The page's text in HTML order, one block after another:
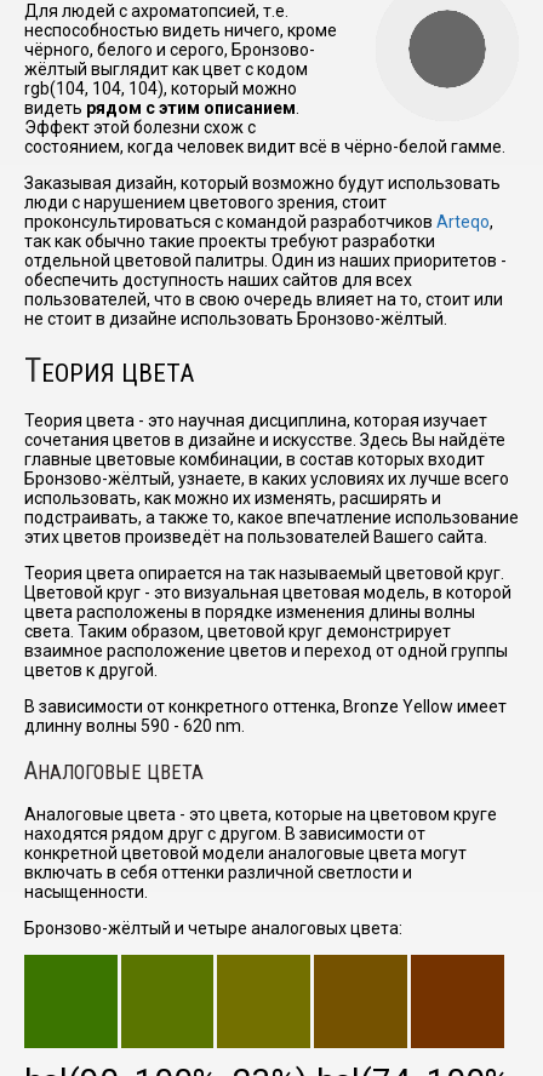
Для людей с ахроматопсией, т.е.
неспособностью видеть ничего, кроме
чёрного, белого и серого, Бронзово-
жёлтый выглядит как цвет с кодом
rgb(104, 104, 104), который можно
видеть рядом с этим описанием.
Эффект этой болезни схож с
состоянием, когда человек видит всё в чёрно-белой гамме.
Заказывая дизайн, который возможно будут использовать
люди с нарушением цветового зрения, стоит
проконсультироваться с командой разработчиков Arteqo,
так как обычно такие проекты требуют разработки
отдельной цветовой палитры. Один из наших приоритетов -
обеспечить доступность наших сайтов для всех
пользователей, что в свою очередь влияет на то, стоит или
не стоит в дизайне использовать Бронзово-жёлтый.
ТЕОРИЯ ЦВЕТА
Теория цвета - это научная дисциплина, которая изучает
сочетания цветов в дизайне и искусстве. Здесь Вы найдёте
главные цветовые комбинации, в состав которых входит
Бронзово-жёлтый, узнаете, в каких условиях их лучше всего
использовать, как можно их изменять, расширять и
подстраивать, а также то, какое впечатление использование
этих цветов произведёт на пользователей Вашего сайта.
Теория цвета опирается на так называемый цветовой круг.
Цветовой круг - это визуальная цветовая модель, в которой
цвета расположены в порядке изменения длины волны
света. Таким образом, цветовой круг демонстрирует
взаимное расположение цветов и переход от одной группы
цветов к другой.
В зависимости от конкретного оттенка, Bronze Yellow имеет
длинну волны 590 - 620 nm.
АНАЛОГОВЫЕ ЦВЕТА
Аналоговые цвета - это цвета, которые на цветовом круге
находятся рядом друг с другом. В зависимости от
конкретной цветовой модели аналоговые цвета могут
включать в себя оттенки различной светлости и
насыщенности.
Бронзово-жёлтый и четыре аналоговых цвета: